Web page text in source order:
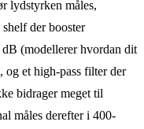
lydstyrken måles,
der booster
(modellerer hvordan dit
et high-pass filter der
bidrager meget til
måles derefter i 400-